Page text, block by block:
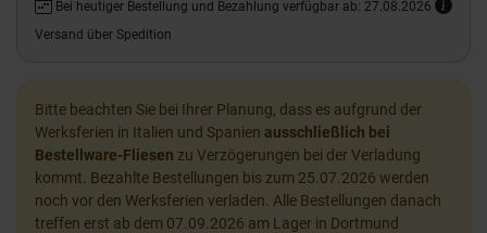
Bei heutiger Bestellung und Bezahlung verfügbar ab: 27.08.2026
Versand über Spedition
Bitte beachten Sie bei Ihrer Planung, dass es aufgrund der
Werksferien in Italien und Spanien ausschließlich bei
Bestellware-Fliesen zu Verzögerungen bei der Verladung
kommt. Bezahlte Bestellungen bis zum 25.07.2026 werden
noch vor den Werksferien verladen. Alle Bestellungen danach
treffen erst ab dem 07.09.2026 am Lager in Dortmund